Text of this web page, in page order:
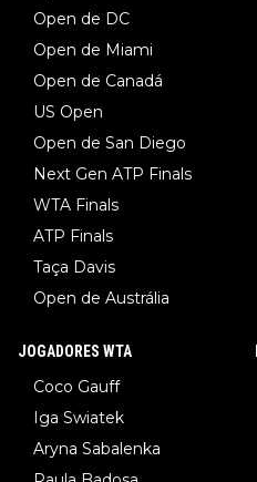
Open de DC
Open de Miami
Open de Canadá
US Open
Open de San Diego
Next Gen ATP Finals
WTA Finals
ATP Finals
Taça Davis
Open de Austrália
JOGADORES WTA
Coco Gauff
Iga Swiatek
Aryna Sabalenka